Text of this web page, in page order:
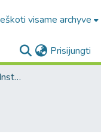
visame archyve
Prisijungti
5.3. Institucijų rinkiniai / Institutional collections